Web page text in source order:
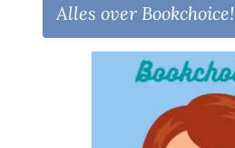
Alles over Bookchoice!